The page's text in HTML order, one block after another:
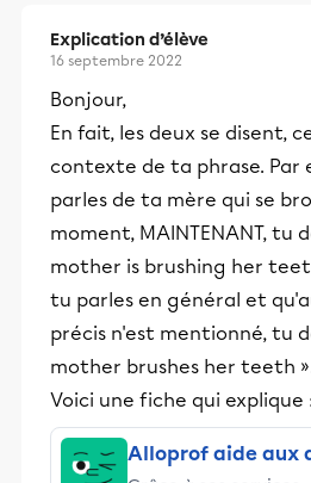
Explication d’élève
16 septembre 2022
Bonjour,
En fait, les deux se disent,
contexte de ta phrase. Par
parles de ta mère qui se
moment, MAINTENANT, tu
mother is brushing her
tu parles en général et
précis n'est mentionné, tu
mother brushes her teeth
Voici une fiche qui explique
Alloprof aide aux